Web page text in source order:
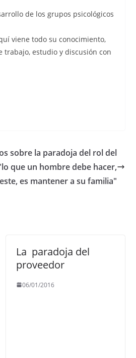
de los grupos psicológicos
viene todo su conocimiento,
trabajo, estudio y discusión con
sobre la paradoja del rol del
que un hombre debe hacer,
es mantener a su familia"
La paradoja del
proveedor
06/01/2016